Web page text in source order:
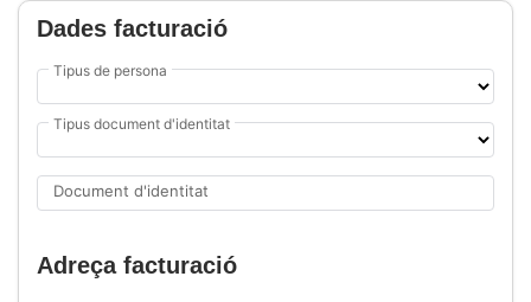
Dades facturació
Tipus de persona
Tipus document d'identitat
Document d'identitat
Adreça facturació